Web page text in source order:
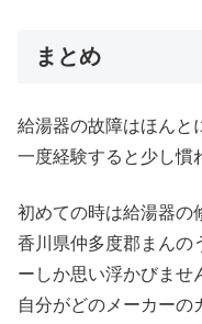
まとめ
給湯器の故障はほんと
一度経験すると少し慣
初めての時は給湯器の
香川県仲多度郡まんの
ーしか思い浮かびませ
自分がどのメーカーの